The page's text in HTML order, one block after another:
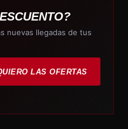
nuevas llegadas de tus
LAS OFERTAS